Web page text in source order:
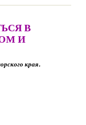
В
И
края.